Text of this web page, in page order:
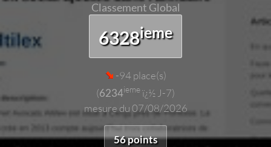
Classement Global
6328ieme
-94 place(s)
(6234iemeï¿½ J-7)
mesure du 07/08/2026
56 points